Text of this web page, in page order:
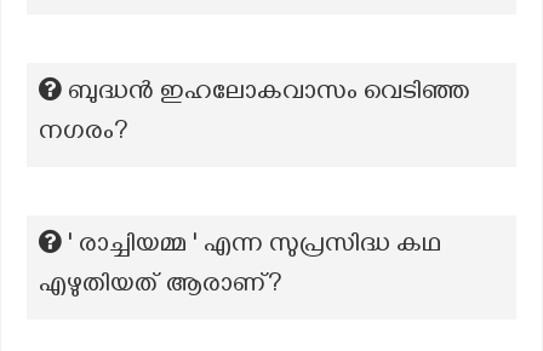
ബുദ്ധൻ ഇഹലോകവാസം വെടിഞ്ഞ
നഗരം?
' രാച്ചിയമ്മ ' എന്ന സുപ്രസിദ്ധ കഥ
എഴുതിയത് ആരാണ്?